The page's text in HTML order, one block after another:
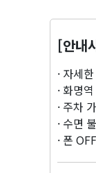
[안내
· 자세
· 화명
· 주차
· 수면
· 폰